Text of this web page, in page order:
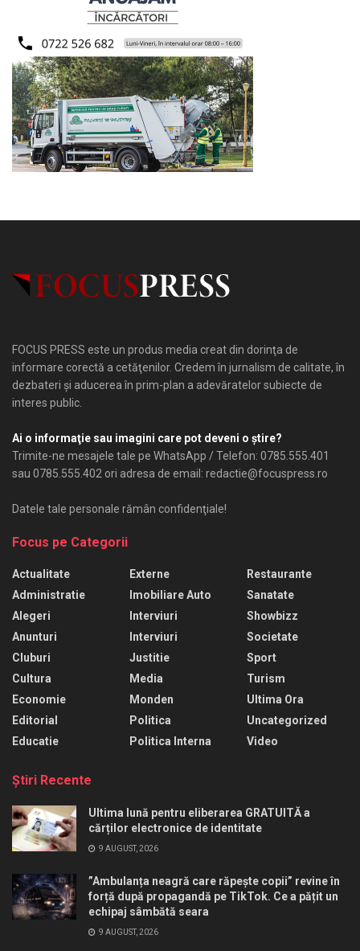
FOCUS PRESS este un produs media creat din dorinţa de
informare corectă a cetăţenilor. Credem în jurnalism de calitate, în
dezbateri şi aducerea în prim-plan a adevăratelor subiecte de
interes public.
Ai o informaţie sau imagini care pot deveni o ştire?
Trimite-ne mesajele tale pe WhatsApp / Telefon: 0785.555.401
sau 0785.555.402 ori adresa de email: redactie@focuspress.ro
Datele tale personale rămân confidenţiale!
Focus pe Categorii
Actualitate
Administratie
Alegeri
Anunturi
Cluburi
Cultura
Economie
Editorial
Educatie
Externe
Imobiliare Auto
Interviuri
Interviuri
Justitie
Media
Monden
Politica
Politica Interna
Restaurante
Sanatate
Showbizz
Societate
Sport
Turism
Ultima Ora
Uncategorized
Video
Ştiri Recente
Ultima lună pentru eliberarea GRATUITĂ a
cărților electronice de identitate
9 AUGUST, 2026
”Ambulanța neagră care răpește copii” revine în
forță după propagandă pe TikTok. Ce a pățit un
echipaj sâmbătă seara
9 AUGUST, 2026